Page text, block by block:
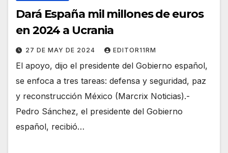
Dará España mil millones de euros
en 2024 a Ucrania
27 DE MAY DE 2024 EDITOR11RM
El apoyo, dijo el presidente del Gobierno español,
se enfoca a tres tareas: defensa y seguridad, paz
y reconstrucción México (Marcrix Noticias).-
Pedro Sánchez, el presidente del Gobierno
español, recibió…